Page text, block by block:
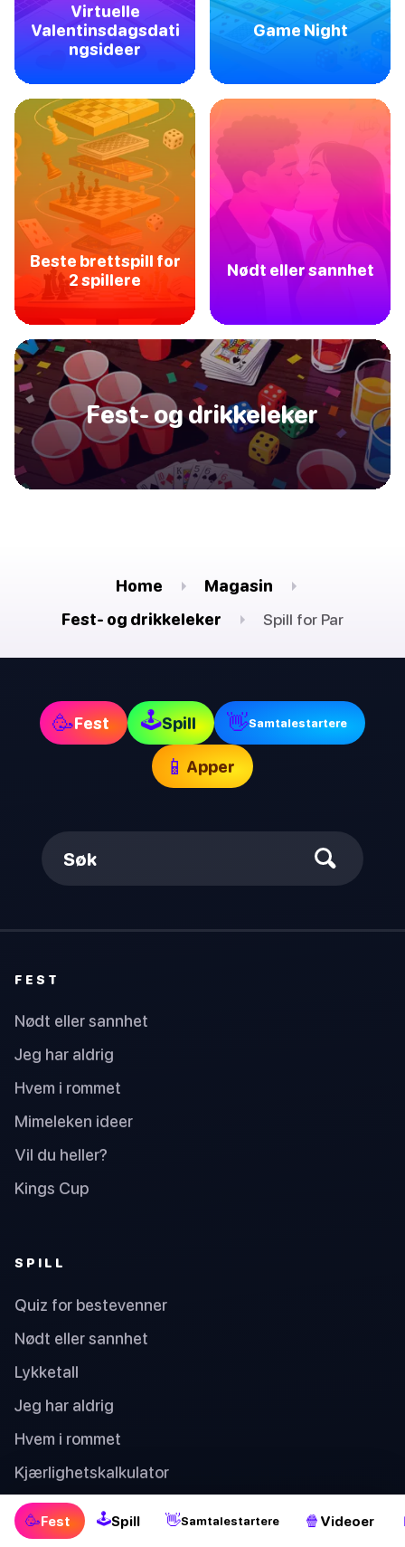
🥳Fest 🕹Spill 👋Samtalestartere 🍿 Videoer
Virtuelle
Valentinsdagsdati
ngsideer
Game Night
Beste brettspill for
2 spillere
Nødt eller sannhet
Fest- og drikkeleker
Home
Magasin
Fest- og drikkeleker
Spill for Par
🥳Fest 🕹Spill 👋Samtalestartere
📱 Apper
Søk
FEST
Nødt eller sannhet
Jeg har aldrig
Hvem i rommet
Mimeleken ideer
Vil du heller?
Kings Cup
SPILL
Quiz for bestevenner
Nødt eller sannhet
Lykketall
Jeg har aldrig
Hvem i rommet
Kjærlighetskalkulator